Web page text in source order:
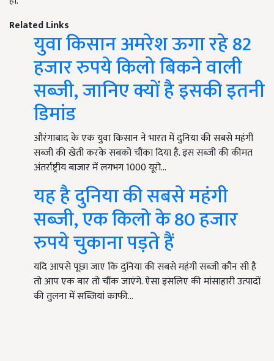
Related Links
युवा किसान अमरेश ऊगा रहे 82
हजार रुपये किलो बिकने वाली
सब्जी, जानिए क्यों है इसकी इतनी
डिमांड
औरंगाबाद के एक युवा किसान ने भारत में दुनिया की सबसे महंगी
सब्जी की खेती करके सबको चौंका दिया है. इस सब्जी की कीमत
अंतर्राष्ट्रीय बाजार में लगभग 1000 यूरो…
यह है दुनिया की सबसे महंगी
सब्ज़ी, एक किलो के 80 हजार
रुपये चुकाना पड़ते हैं
यदि आपसे पूछा जाए कि दुनिया की सबसे महंगी सब्ज़ी कौन सी है
तो आप एक बार तो चौंक जाएंगे. ऐसा इसलिए की मांसाहारी उत्पादों
की तुलना में सब्जियां काफी…